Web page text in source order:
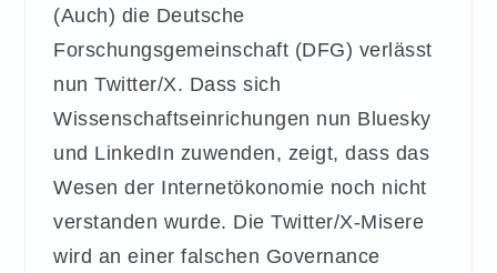
(Auch) die Deutsche
Forschungsgemeinschaft (DFG) verlässt
nun Twitter/X. Dass sich
Wissenschaftseinrichungen nun Bluesky
und LinkedIn zuwenden, zeigt, dass das
Wesen der Internetökonomie noch nicht
verstanden wurde. Die Twitter/X-Misere
wird an einer falschen Governance